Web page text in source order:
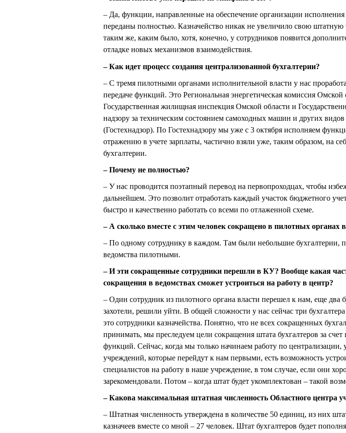
– Да, функции, направленные на обеспечение организации исполнения
переданы полностью. Казначейство никак не увеличило свою штатную
таким же, каким было, хотя, конечно, у сотрудников появится
отладке новых механизмов взаимодействия.
– Как идет процесс создания централизованной бухгалтерии?
– С тремя пилотными органами исполнительной власти у нас
передаче функций. Это Региональная энергетическая комиссия Омской
Государственная жилищная инспекция Омской области и
надзору за техническим состоянием самоходных машин и других
(Гостехнадзор). По Гостехнадзору мы уже с 3 октября исполняем
отражению в учете зарплаты, частично взяли уже, таким образом, на
бухгалтерии.
– Почему не полностью?
– У нас проводится поэтапный перевод на первопроходцах, чтобы
дальнейшем. Это позволит отработать каждый участок бюджетного
быстро и качественно работать со всеми по отлаженной схеме.
– А сколько вместе с этим человек сокращено в пилотных органах
– По одному сотруднику в каждом. Там были небольшие бухгалтерии,
ведомства пилотными.
– И эти сокращенные сотрудники перешли в КУ? Вообще какая
сокращения в ведомствах сможет устроиться на работу в центр?
– Один сотрудник из пилотного органа власти перешел к нам, еще два
захотели, решили уйти. В общей сложности у нас сейчас три
это сотрудники казначейства. Понятно, что не всех сокращенных
принимать, мы преследуем цели сокращения штата бухгалтеров за счет
функций. Сейчас, когда мы только начинаем работу по централизации,
учреждений, которые перейдут к нам первыми, есть возможность
специалистов на работу в наше учреждение, в том случае, если они
зарекомендовали. Потом – когда штат будет укомплектован – такой
– Какова максимальная штатная численность Областного центра
– Штатная численность утверждена в количестве 50 единиц, из них
казначеев вместе со мной – 27 человек. Штат бухгалтеров будет